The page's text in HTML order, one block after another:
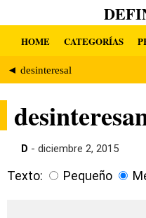
HOME CATEGORÍAS
◄ desinteresal
D - diciembre 2, 2015
Texto: Pequeño